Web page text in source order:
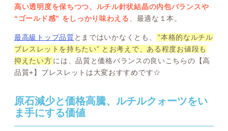
高い透明度を保ちつつ、ルチル針状結晶の内包バランスや
“ゴールド感” をしっかり味わえる
、最適な１本。
最高級トップ品質とまではいかなくとも、
“本格的なルチル
ブレスレットを持ちたい” とお考えで、ある程度お値段も
抑えたい方 には、品質と価格バランスの良いこちらの【高
品質+】ブレスレットは大変おすすめです☆
原石減少と価格高騰、ルチルクォーツをい
ま手にする価値